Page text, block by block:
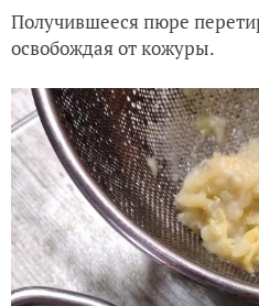
Получившееся пюре
освобождая от кожуры.